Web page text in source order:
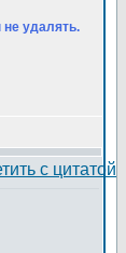
удалять.